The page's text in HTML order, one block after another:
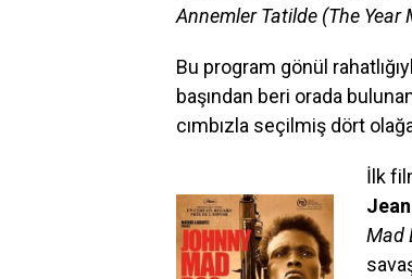
Annemler Tatilde (The
Bu program gönül
başından beri orada
cımbızla seçilmiş dört
İlk
Mad